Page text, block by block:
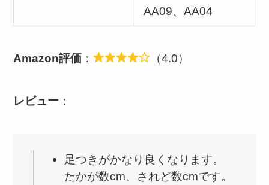
AA09、AA04
Amazon評価 ： （4.0）
レビュー ：
足つきがかなり良くなります。
たかが数cm、されど数cmです。